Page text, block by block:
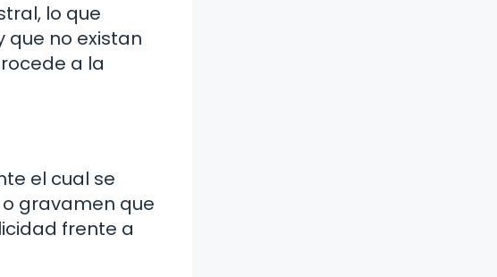
lo que
que no existan
a la
el cual se
gravamen que
frente a